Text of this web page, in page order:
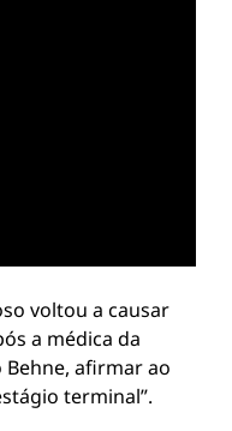
voltou a causar
a médica da
afirmar ao
terminal”.